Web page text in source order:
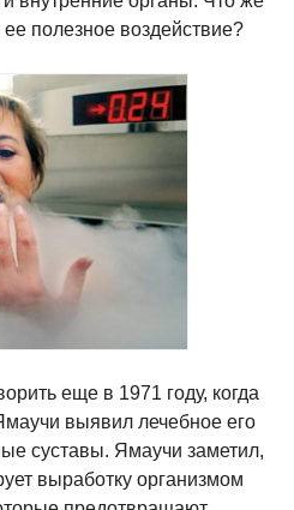
полезное воздействие?
еще в 1971 году, когда
выявил лечебное его
суставы. Ямаучи заметил,
выработку организмом